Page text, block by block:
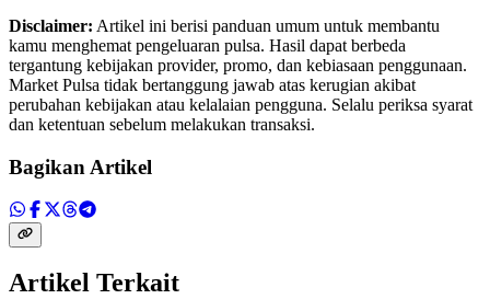
Disclaimer: Artikel ini berisi panduan umum untuk membantu
kamu menghemat pengeluaran pulsa. Hasil dapat berbeda
tergantung kebijakan provider, promo, dan kebiasaan penggunaan.
Market Pulsa tidak bertanggung jawab atas kerugian akibat
perubahan kebijakan atau kelalaian pengguna. Selalu periksa syarat
dan ketentuan sebelum melakukan transaksi.
Bagikan Artikel
Artikel Terkait